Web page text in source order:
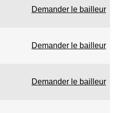
Demander le bailleur
Demander le bailleur
Demander le bailleur